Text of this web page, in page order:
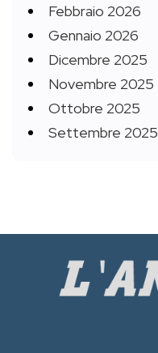
Febbraio 2026
Gennaio 2026
Dicembre 2025
Novembre 2025
Ottobre 2025
Settembre 2025